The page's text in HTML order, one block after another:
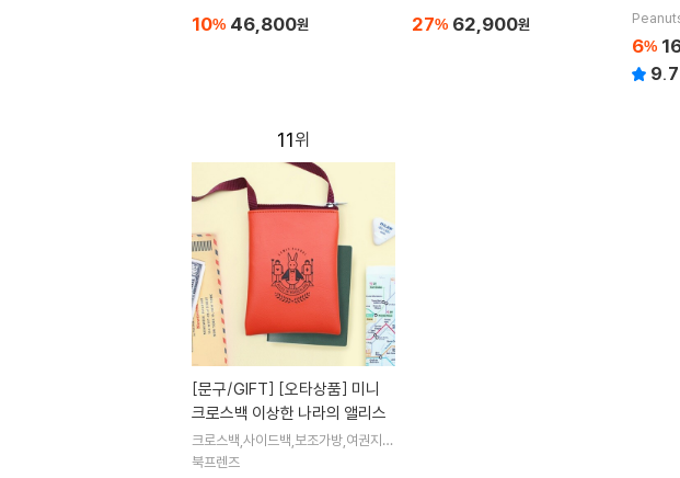
10% 46,800원 27% 62,900원
6%
9.7
11
[문구/GIFT]
크로스백 이상한 나라의 앨리스
크로스백,사이드백,보조가방,여권지
갑,여권가방,미니백
북프렌즈